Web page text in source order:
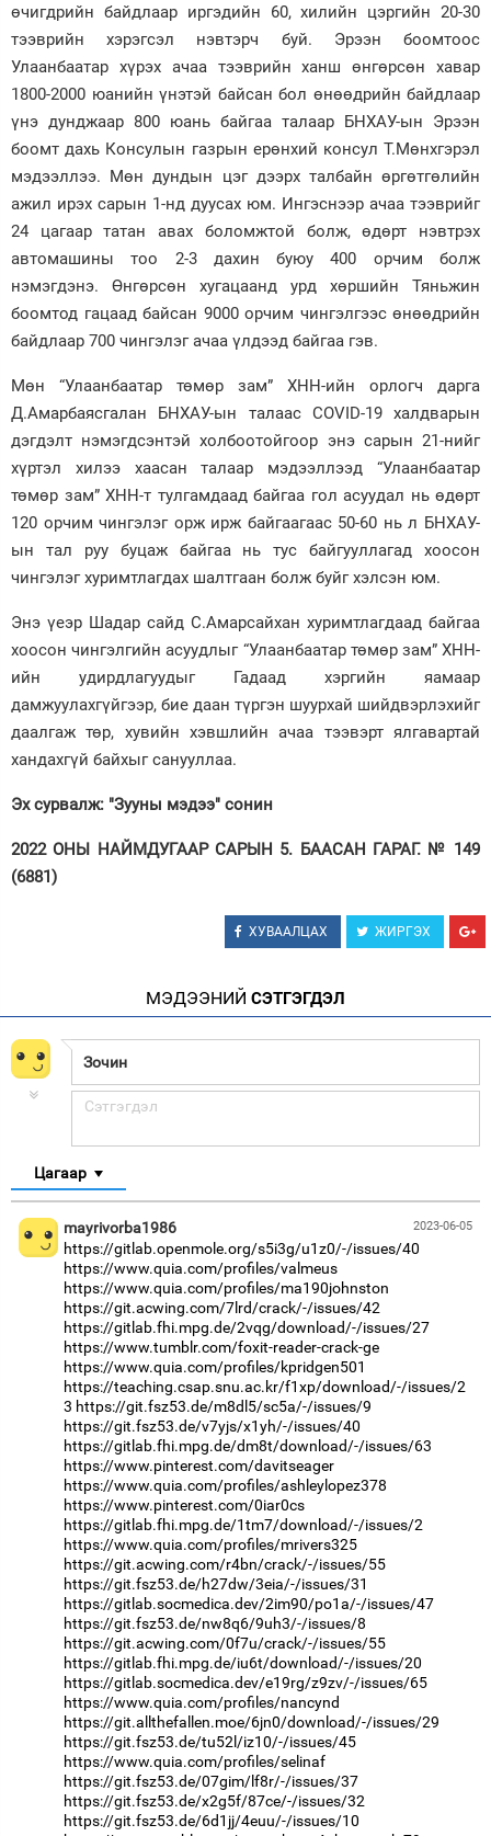
өчигдрийн байдлаар иргэдийн 60, хилийн цэргийн 20-30
тээврийн хэрэгсэл нэвтэрч буй. Эрээн боомтоос
Улаанбаатар хүрэх ачаа тээврийн ханш өнгөрсөн хавар
1800-2000 юанийн үнэтэй байсан бол өнөөдрийн байдлаар
үнэ дунджаар 800 юань байгаа талаар БНХАУ-ын Эрээн
боомт дахь Консулын газрын ерөнхий консул Т.Мөнхгэрэл
мэдээллээ. Мөн дундын цэг дээрх талбайн өргөтгөлийн
ажил ирэх сарын 1-нд дуусах юм. Ингэснээр ачаа тээврийг
24 цагаар татан авах боломжтой болж, өдөрт нэвтрэх
автомашины тоо 2-3 дахин буюу 400 орчим болж
нэмэгдэнэ. Өнгөрсөн хугацаанд урд хөршийн Тяньжин
боомтод гацаад байсан 9000 орчим чингэлгээс өнөөдрийн
байдлаар 700 чингэлэг ачаа үлдээд байгаа гэв.
Мөн “Улаанбаатар төмөр зам” ХНН-ийн орлогч дарга
Д.Амарбаясгалан БНХАУ-ын талаас COVID-19 халдварын
дэгдэлт нэмэгдсэнтэй холбоотойгоор энэ сарын 21-нийг
хүртэл хилээ хаасан талаар мэдээллээд “Улаанбаатар
төмөр зам” ХНН-т тулгамдаад байгаа гол асуудал нь өдөрт
120 орчим чингэлэг орж ирж байгаагаас 50-60 нь л БНХАУ-
ын тал руу буцаж байгаа нь тус байгууллагад хоосон
чингэлэг хуримтлагдах шалтгаан болж буйг хэлсэн юм.
Энэ үеэр Шадар сайд С.Амарсайхан хуримтлагдаад байгаа
хоосон чингэлгийн асуудлыг “Улаанбаатар төмөр зам” ХНН-
ийн удирдлагуудыг Гадаад хэргийн яамаар
дамжуулахгүйгээр, бие даан түргэн шуурхай шийдвэрлэхийг
даалгаж төр, хувийн хэвшлийн ачаа тээвэрт ялгавартай
хандахгүй байхыг санууллаа.
Эх сурвалж: "Зууны мэдээ" сонин
2022 ОНЫ НАЙМДУГААР САРЫН 5. БААСАН ГАРАГ. № 149
(6881)
ХУВААЛЦАХ ЖИРГЭХ
МЭДЭЭНИЙ СЭТГЭГДЭЛ
Цагаар
2023-06-05
mayrivorba1986
https://gitlab.openmole.org/s5i3g/u1z0/-/issues/40
https://www.quia.com/profiles/valmeus
https://www.quia.com/profiles/ma190johnston
https://git.acwing.com/7lrd/crack/-/issues/42
https://gitlab.fhi.mpg.de/2vqg/download/-/issues/27
https://www.tumblr.com/foxit-reader-crack-ge
https://www.quia.com/profiles/kpridgen501
https://teaching.csap.snu.ac.kr/f1xp/download/-/issues/2
3 https://git.fsz53.de/m8dl5/sc5a/-/issues/9
https://git.fsz53.de/v7yjs/x1yh/-/issues/40
https://gitlab.fhi.mpg.de/dm8t/download/-/issues/63
https://www.pinterest.com/davitseager
https://www.quia.com/profiles/ashleylopez378
https://www.pinterest.com/0iar0cs
https://gitlab.fhi.mpg.de/1tm7/download/-/issues/2
https://www.quia.com/profiles/mrivers325
https://git.acwing.com/r4bn/crack/-/issues/55
https://git.fsz53.de/h27dw/3eia/-/issues/31
https://gitlab.socmedica.dev/2im90/po1a/-/issues/47
https://git.fsz53.de/nw8q6/9uh3/-/issues/8
https://git.acwing.com/0f7u/crack/-/issues/55
https://gitlab.fhi.mpg.de/iu6t/download/-/issues/20
https://gitlab.socmedica.dev/e19rg/z9zv/-/issues/65
https://www.quia.com/profiles/nancynd
https://git.allthefallen.moe/6jn0/download/-/issues/29
https://git.fsz53.de/tu52l/iz10/-/issues/45
https://www.quia.com/profiles/selinaf
https://git.fsz53.de/07gim/lf8r/-/issues/37
https://git.fsz53.de/x2g5f/87ce/-/issues/32
https://git.fsz53.de/6d1jj/4euu/-/issues/10